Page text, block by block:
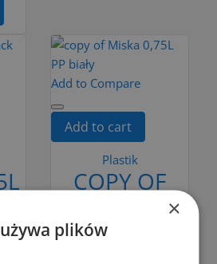
Add to Compare
Add to cart
Plastik
COPY OF
MISKA 0,75L
PP BIAŁY
×
plików